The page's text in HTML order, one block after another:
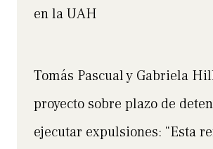
en la UAH
Tomás Pascual y Gabriela
proyecto sobre plazo de
ejecutar expulsiones: “Esta